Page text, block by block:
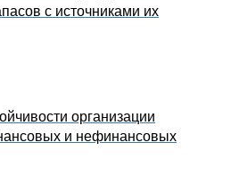
с источниками их
организации
и нефинансовых